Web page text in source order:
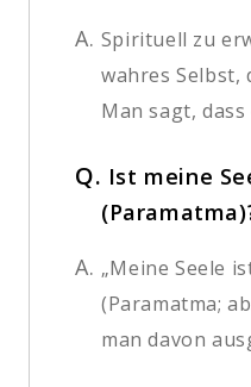
A. Spirituell zu
wahres Selbst,
Man sagt, dass
Q. Ist meine
A. „Meine Seele
(Paramatma;
man davon